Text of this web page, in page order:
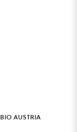
bio austria